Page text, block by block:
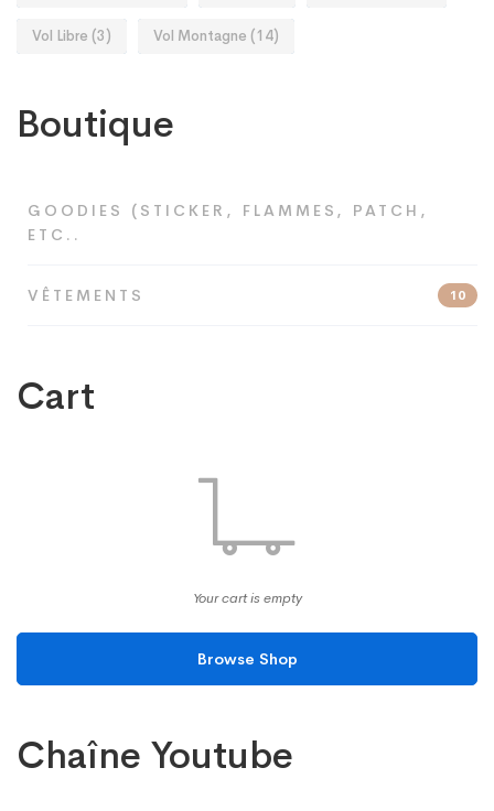
Vol Libre (3) Vol Montagne (14)
Boutique
GOODIES (STICKER, FLAMMES, PATCH,
ETC..
VÊTEMENTS 10
Cart
Your cart is empty
Browse Shop
Chaîne Youtube